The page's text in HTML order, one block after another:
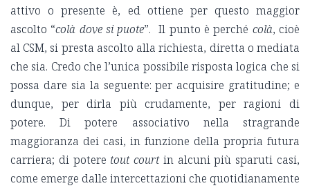
attivo o presente è, ed ottiene per questo maggior
ascolto “colà dove si puote”. Il punto è perché colà, cioè
al CSM, si presta ascolto alla richiesta, diretta o mediata
che sia. Credo che l’unica possibile risposta logica che si
possa dare sia la seguente: per acquisire gratitudine; e
dunque, per dirla più crudamente, per ragioni di
potere. Di potere associativo nella stragrande
maggioranza dei casi, in funzione della propria futura
carriera; di potere tout court in alcuni più sparuti casi,
come emerge dalle intercettazioni che quotidianamente